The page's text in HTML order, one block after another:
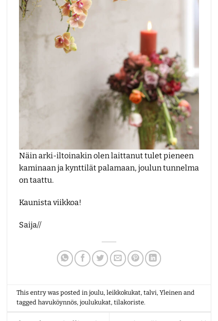
Näin arki-iltoinakin olen laittanut tulet pieneen
kaminaan ja kynttilät palamaan, joulun tunnelma
on taattu.
Kaunista viikkoa!
Saija//
This entry was posted injoulu,leikkokukat,talvi,Yleinen and
taggedhavuköynnös,joulukukat,tilakoriste.